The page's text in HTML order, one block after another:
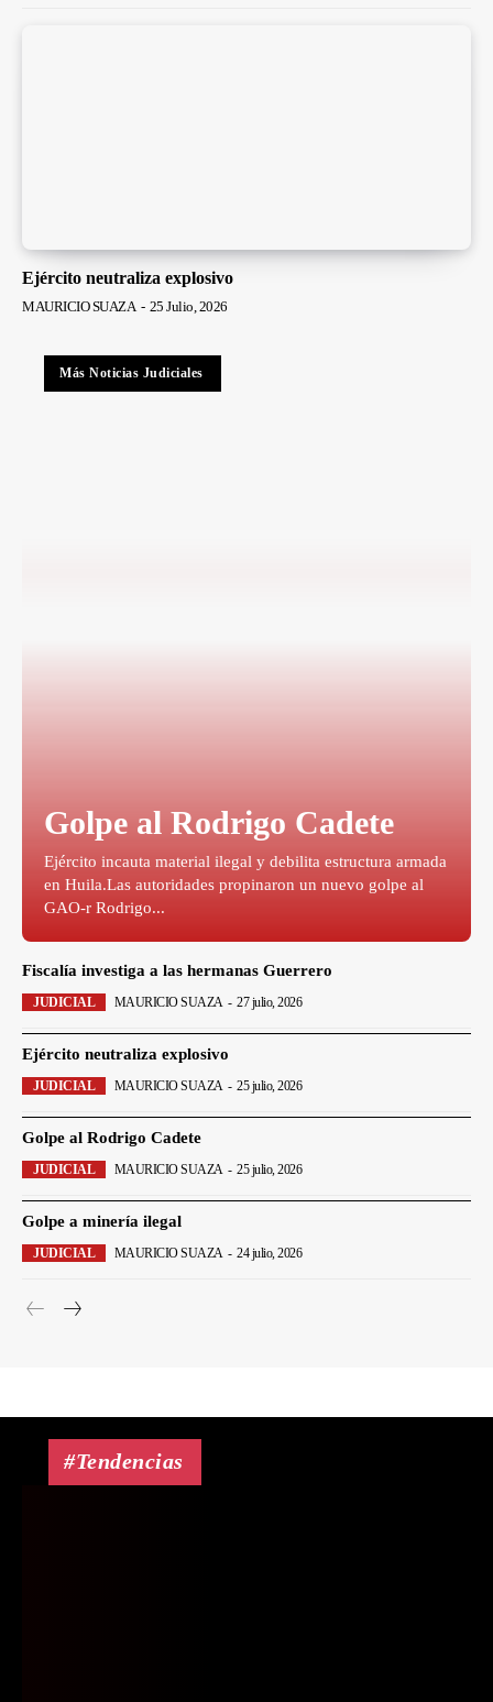
Ejército neutraliza explosivo
MAURICIO SUAZA - 25 Julio, 2026
Más Noticias Judiciales
Golpe al Rodrigo Cadete
Ejército incauta material ilegal y debilita estructura armada
en Huila.Las autoridades propinaron un nuevo golpe al
GAO-r Rodrigo...
Fiscalía investiga a las hermanas Guerrero
JUDICIAL MAURICIO SUAZA - 27 julio, 2026
Ejército neutraliza explosivo
JUDICIAL MAURICIO SUAZA - 25 julio, 2026
Golpe al Rodrigo Cadete
JUDICIAL MAURICIO SUAZA - 25 julio, 2026
Golpe a minería ilegal
JUDICIAL MAURICIO SUAZA - 24 julio, 2026
#Tendencias